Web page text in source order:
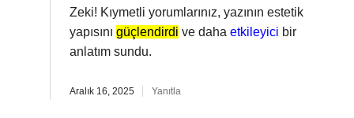
Zeki! Kıymetli yorumlarınız, yazının estetik
yapısını güçlendirdi ve daha etkileyici bir
anlatım sundu.
Aralık 16, 2025 Yanıtla